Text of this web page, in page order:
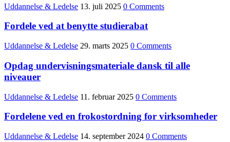
Uddannelse & Ledelse 13. juli 2025 0 Comments
Fordele ved at benytte studierabat
Uddannelse & Ledelse 29. marts 2025 0 Comments
Opdag undervisningsmateriale dansk til alle
niveauer
Uddannelse & Ledelse 11. februar 2025 0 Comments
Fordelene ved en frokostordning for virksomheder
Uddannelse & Ledelse 14. september 2024 0 Comments